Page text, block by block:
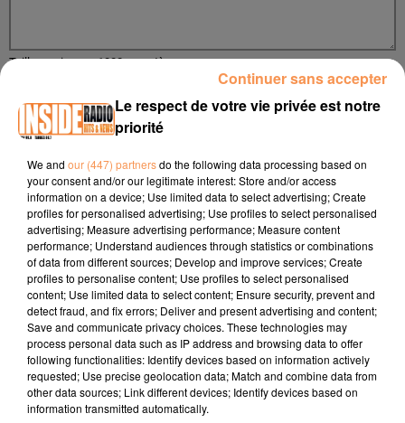
Taille maximum : 1000 caractères
L'upload de fichier est limité à 2Mo pour les images.
Département*
Lieu (ville)*
Rémunération*
Le respect de votre vie privée est notre
priorité
We and our (447) partnersdo the following data processing based on
your consent and/or our legitimate interest: Store and/or access
information on a device; Use limited data to select advertising; Create
profiles for personalised advertising; Use profiles to select personalised
advertising; Measure advertising performance; Measure content
performance; Understand audiences through statistics or combinations
of data from different sources; Develop and improve services; Create
profiles to personalise content; Use profiles to select personalised
content; Use limited data to select content; Ensure security, prevent and
detect fraud, and fix errors; Deliver and present advertising and content;
Save and communicate privacy choices. These technologies may
process personal data such as IP address and browsing data to offer
following functionalities: Identify devices based on information actively
requested; Use precise geolocation data; Match and combine data from
other data sources; Link different devices; Identify devices based on
information transmitted automatically.
Continuer sans accepter